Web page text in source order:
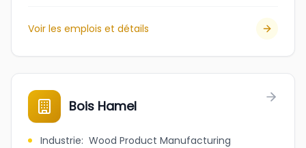
Voir les emplois et détails
Bois Hamel
Industrie: Wood Product Manufacturing